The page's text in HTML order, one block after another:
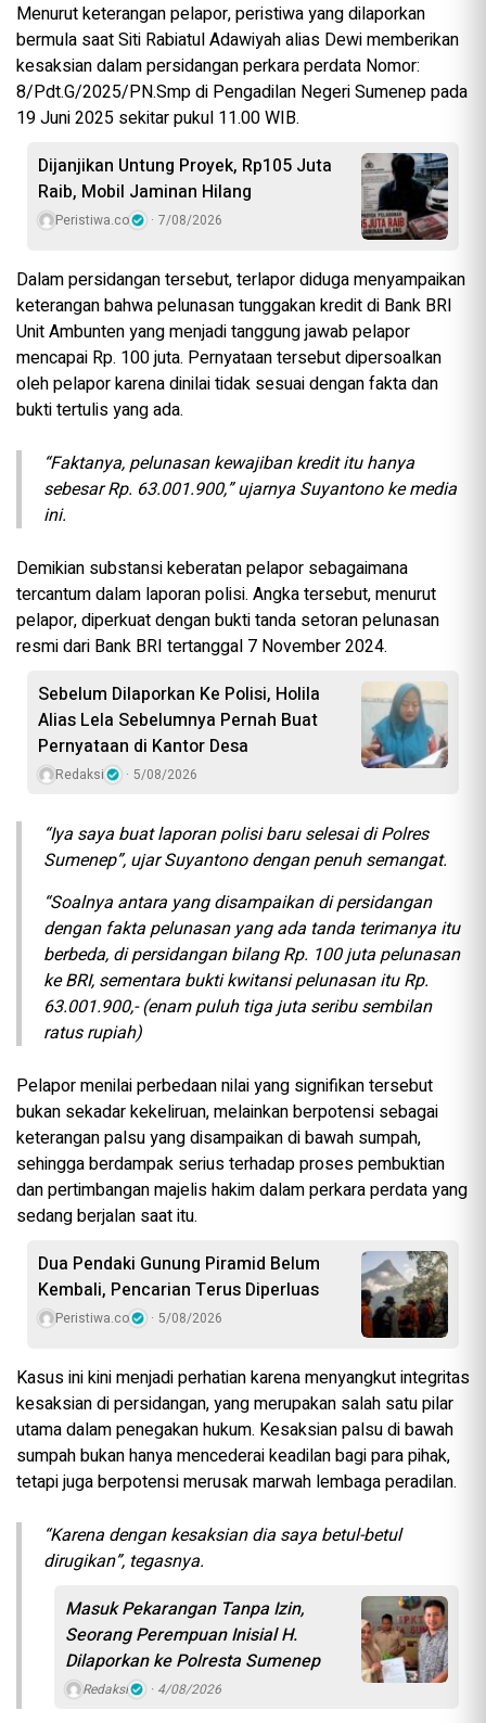
Menurut keterangan pelapor, peristiwa yang dilaporkan
bermula saat Siti Rabiatul Adawiyah alias Dewi memberikan
kesaksian dalam persidangan perkara perdata Nomor:
8/Pdt.G/2025/PN.Smp di Pengadilan Negeri Sumenep pada
19 Juni 2025 sekitar pukul 11.00 WIB.
Dijanjikan Untung Proyek, Rp105 Juta
Raib, Mobil Jaminan Hilang
Peristiwa.co 7/08/2026
Dalam persidangan tersebut, terlapor diduga menyampaikan
keterangan bahwa pelunasan tunggakan kredit di Bank BRI
Unit Ambunten yang menjadi tanggung jawab pelapor
mencapai Rp. 100 juta. Pernyataan tersebut dipersoalkan
oleh pelapor karena dinilai tidak sesuai dengan fakta dan
bukti tertulis yang ada.
“Faktanya, pelunasan kewajiban kredit itu hanya
sebesar Rp. 63.001.900,” ujarnya Suyantono ke media
ini.
Demikian substansi keberatan pelapor sebagaimana
tercantum dalam laporan polisi. Angka tersebut, menurut
pelapor, diperkuat dengan bukti tanda setoran pelunasan
resmi dari Bank BRI tertanggal 7 November 2024.
Sebelum Dilaporkan Ke Polisi, Holila
Alias Lela Sebelumnya Pernah Buat
Pernyataan di Kantor Desa
Redaksi 5/08/2026
“Iya saya buat laporan polisi baru selesai di Polres
Sumenep”, ujar Suyantono dengan penuh semangat.
“Soalnya antara yang disampaikan di persidangan
dengan fakta pelunasan yang ada tanda terimanya itu
berbeda, di persidangan bilang Rp. 100 juta pelunasan
ke BRI, sementara bukti kwitansi pelunasan itu Rp.
63.001.900,-(enam puluh tiga juta seribu sembilan
ratus rupiah)
Pelapor menilai perbedaan nilai yang signifikan tersebut
bukan sekadar kekeliruan, melainkan berpotensi sebagai
keterangan palsu yang disampaikan di bawah sumpah,
sehingga berdampak serius terhadap proses pembuktian
dan pertimbangan majelis hakim dalam perkara perdata yang
sedang berjalan saat itu.
Dua Pendaki Gunung Piramid Belum
Kembali, Pencarian Terus Diperluas
Peristiwa.co 5/08/2026
Kasus ini kini menjadi perhatian karena menyangkut integritas
kesaksian di persidangan, yang merupakan salah satu pilar
utama dalam penegakan hukum. Kesaksian palsu di bawah
sumpah bukan hanya mencederai keadilan bagi para pihak,
tetapi juga berpotensi merusak marwah lembaga peradilan.
“Karena dengan kesaksian dia saya betul-betul
dirugikan”, tegasnya.
Masuk Pekarangan Tanpa Izin,
Seorang Perempuan Inisial H.
Dilaporkan ke Polresta Sumenep
Redaksi 4/08/2026